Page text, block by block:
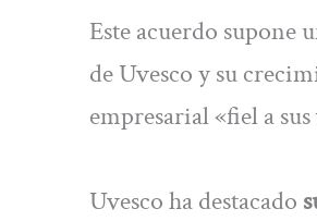
Este acuerdo supone
de Uvesco y su
empresarial «fiel a
Uvesco ha destacado